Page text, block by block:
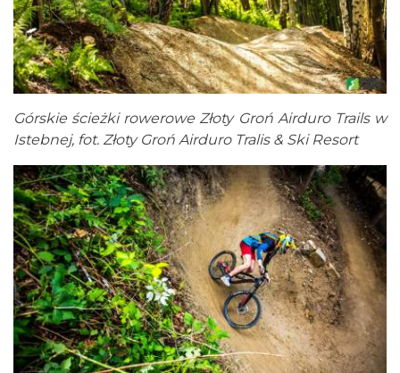
Górskie ścieżki rowerowe Złoty Groń Airduro Trails w
Istebnej, fot. Złoty Groń Airduro Tralis & Ski Resort